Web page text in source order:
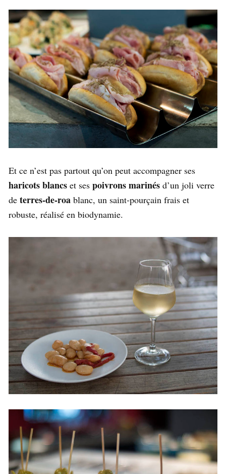
Et ce n’est pas partout qu’on peut accompagner ses
haricots blancs et ses poivrons marinés d’un joli verre
de terres-de-roa blanc, un saint-pourçain frais et
robuste, réalisé en biodynamie.